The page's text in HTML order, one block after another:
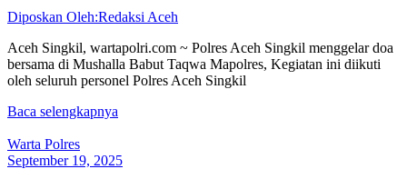
Diposkan Oleh:Redaksi Aceh
Aceh Singkil, wartapolri.com ~ Polres Aceh Singkil menggelar doa
bersama di Mushalla Babut Taqwa Mapolres, Kegiatan ini diikuti
oleh seluruh personel Polres Aceh Singkil
Baca selengkapnya
Warta Polres
September 19, 2025